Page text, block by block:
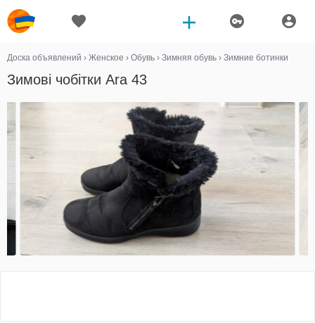
Доска объявлений › Женское › Обувь › Зимняя обувь › Зимние ботинки
Зимові чобітки Ara 43